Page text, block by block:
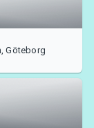
Göteborg